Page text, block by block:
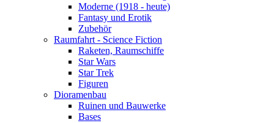
Moderne (1918 - heute)
Fantasy und Erotik
Zubehör
Raumfahrt - Science Fiction
Raketen, Raumschiffe
Star Wars
Star Trek
Figuren
Dioramenbau
Ruinen und Bauwerke
Bases